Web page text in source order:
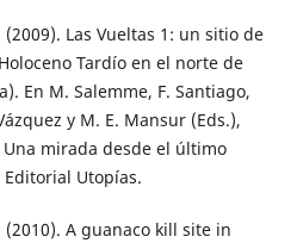
Las Vueltas 1: un sitio de
Tardío en el norte de
En M. Salemme, F. Santiago,
y M. E. Mansur (Eds.),
mirada desde el último
Utopías.
A guanaco kill site in